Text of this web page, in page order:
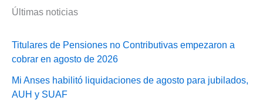
Últimas noticias
Titulares de Pensiones no Contributivas empezaron a
cobrar en agosto de 2026
Mi Anses habilitó liquidaciones de agosto para jubilados,
AUH y SUAF